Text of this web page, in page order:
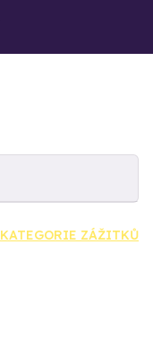
KATEGORIE ZÁŽITKŮ